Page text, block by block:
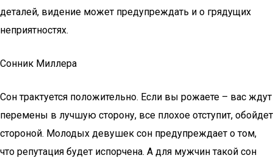
деталей, видение может предупреждать и о грядущих
неприятностях.
Сонник Миллера
Сон трактуется положительно. Если вы рожаете – вас ждут
перемены в лучшую сторону, все плохое отступит, обойдет
стороной. Молодых девушек сон предупреждает о том,
что репутация будет испорчена. А для мужчин такой сон